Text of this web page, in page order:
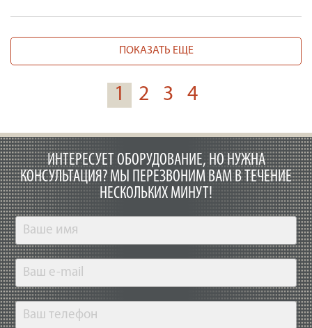
ПОКАЗАТЬ ЕЩЕ
1 2 3 4
ИНТЕРЕСУЕТ ОБОРУДОВАНИЕ, НО НУЖНА
КОНСУЛЬТАЦИЯ? МЫ ПЕРЕЗВОНИМ ВАМ В ТЕЧЕНИЕ
НЕСКОЛЬКИХ МИНУТ!